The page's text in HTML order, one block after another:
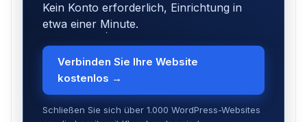
Kein Konto erforderlich, Einrichtung in
etwa einer Minute.
Verbinden Sie Ihre Website
kostenlos →
Schließen Sie sich über 1.000 WordPress-Websites